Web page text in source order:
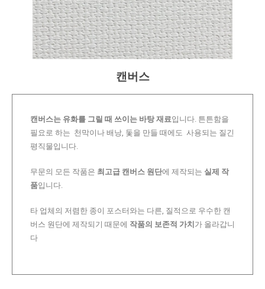
캔버스
캔버스는 유화를 그릴 때 쓰이는 바탕 재료입니다. 튼튼함을
필요로 하는 천막이나 배낭, 돛을 만들 때에도 사용되는 질긴
평직물입니다.
무문의 모든 작품은 최고급 캔버스 원단에 제작되는 실제 작
품입니다.
타 업체의 저렴한 종이 포스터와는 다른, 질적으로 우수한 캔
버스 원단에 제작되기 때문에 작품의 보존적 가치 가 올라갑니
다